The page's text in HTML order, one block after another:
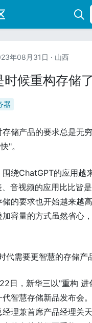
年08月31日 · 山西
候重构存储了
器
储产品的要求总是无
"。
绕ChatGPT的应用越
音视频的应用比比皆
的要求也开始越来越
容量的方式虽然省心
代需要更智慧的存储产
日，新华三以"重构 进
智慧存储新品发布会
理兼首席产品经理关